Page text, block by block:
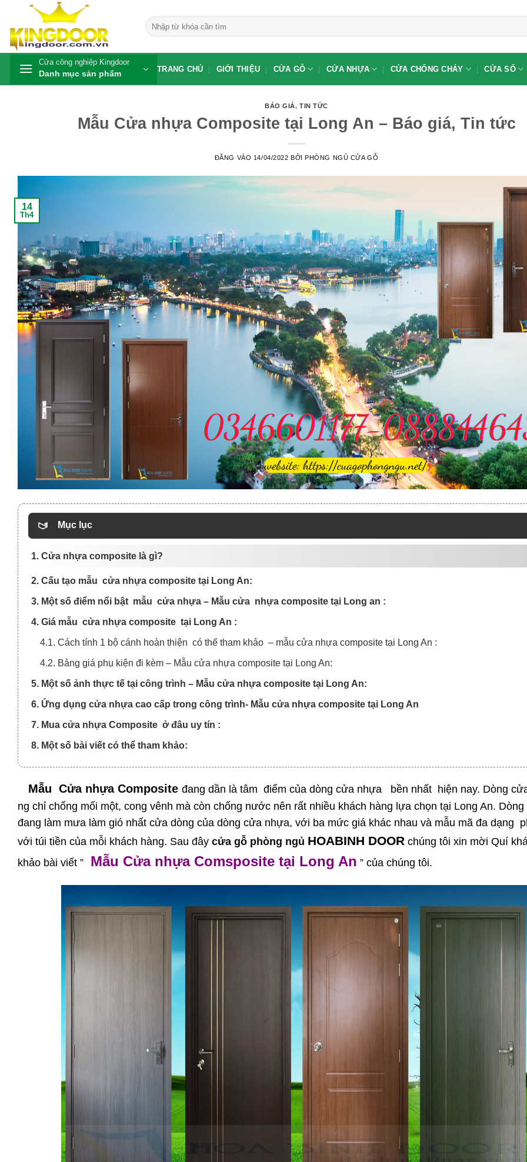
nội
dung
Tìm
kiếm:
Cửa công nghiệp Kingdoor
Danh mục sản phẩm TRANG CHỦ GIỚI THIỆU CỬA GỖ CỬA NHỰA CỬA CHỐNG CHÁY CỬA SỔ
BÁO GIÁ,TIN TỨC
Mẫu Cửa nhựa Composite tại Long An – Báo giá, Tin tức
ĐĂNG VÀO 14/04/2022 BỞIPHÒNG NGỦ CỬA GỖ
14
Th4
Mục lục
1. Cửa nhựa composite là gì?
2. Cấu tạo mẫu cửa nhựa composite tại Long An:
3. Một số điểm nổi bật mẫu cửa nhựa – Mẫu cửa nhựa composite tại Long an :
4. Giá mẫu cửa nhựa composite tại Long An :
4.1. Cách tính 1 bộ cánh hoàn thiện có thể tham khảo – mẫu cửa nhựa composite tại Long An :
4.2. Bảng giá phụ kiện đi kèm – Mẫu cửa nhựa composite tại Long An:
5. Một số ảnh thực tế tại công trình – Mẫu cửa nhựa composite tại Long An:
6. Ứng dụng cửa nhựa cao cấp trong công trình- Mẫu cửa nhựa composite tại Long An
7. Mua cửa nhựa Composite ở đâu uy tín :
8. Một số bài viết có thể tham khảo:
Mẫu Cửa nhựa Composite đang dần là tâm điểm của dòng cửa nhựa bền nhất hiện nay. Dòng
ng chỉ chống mối một, cong vênh mà còn chống nước nên rất nhiều khách hàng lựa chọn tại Long An.
đang làm mưa làm gió nhất cửa dòng của dòng cửa nhựa, với ba mức giá khác nhau và mẫu mã đa dạng
với túi tiền của mỗi khách hàng. Sau đây cửa gỗ phòng ngủ HOABINH DOOR chúng tôi xin mời Quí
khảo bài viết ”
Mẫu Cửa nhựaComsposite tại Long An ” của chúng tôi.